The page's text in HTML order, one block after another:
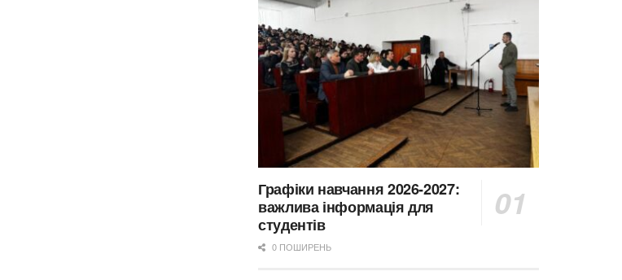
Графіки навчання 2026-2027:
важлива інформація для
студентів
0 ПОШИРЕНЬ